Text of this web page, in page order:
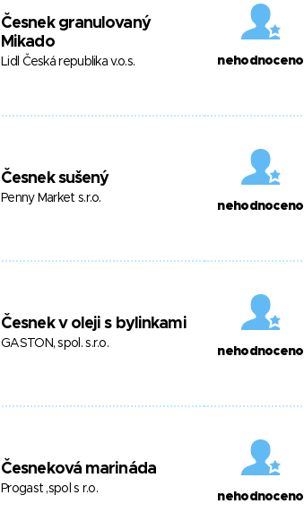
Česnek granulovaný
Mikado
Lidl Česká republika v.o.s. nehodnoceno
Česnek sušený
Penny Market s.r.o.
nehodnoceno
Česnek v oleji s bylinkami
GASTON, spol. s.r.o.
nehodnoceno
Česneková marináda
Progast ,spol s r.o.
nehodnoceno